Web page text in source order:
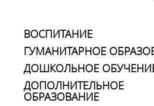
ВОСПИТАНИЕ
ГУМАНИТАРНОЕ
ДОШКОЛЬНОЕ
ДОПОЛНИТЕЛЬНОЕ
ОБРАЗОВАНИЕ